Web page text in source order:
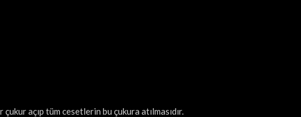
açıp tüm cesetlerin bu çukura atılmasıdır.